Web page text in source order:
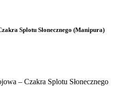
Splotu Słonecznego (Manipura)
– Czakra Splotu Słonecznego